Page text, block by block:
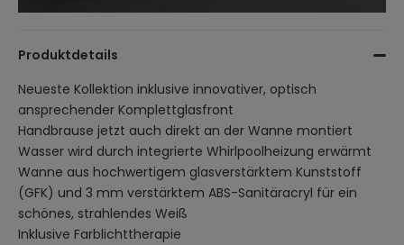
Produktdetails
Neueste Kollektion inklusive innovativer, optisch
ansprechender Komplettglasfront
Handbrause jetzt auch direkt an der Wanne montiert
Wasser wird durch integrierte Whirlpoolheizung erwärmt
Wanne aus hochwertigem glasverstärktem Kunststoff
(GFK) und 3 mm verstärktem ABS-Sanitäracryl für ein
schönes, strahlendes Weiß
Inklusive Farblichttherapie